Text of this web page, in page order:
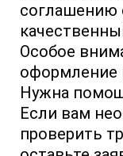
соглашению
Особое
оформление
Нужна
Если вам
проверить